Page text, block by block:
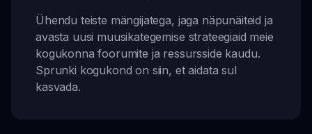
Ühendu teiste mängijatega, jaga näpunäiteid ja
avasta uusi muusikategemise strateegiaid meie
kogukonna foorumite ja ressursside kaudu.
Sprunki kogukond on siin, et aidata sul
kasvada.